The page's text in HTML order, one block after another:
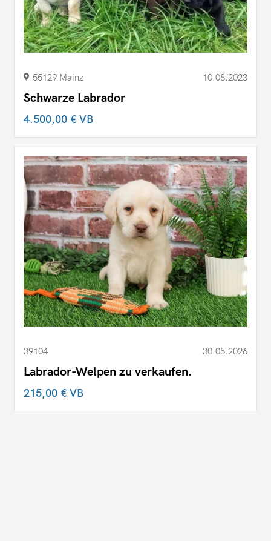
55129 Mainz 10.08.2023
Schwarze Labrador
4.500,00 €VB
39104 30.05.2026
Labrador-Welpen zu verkaufen.
215,00 €VB